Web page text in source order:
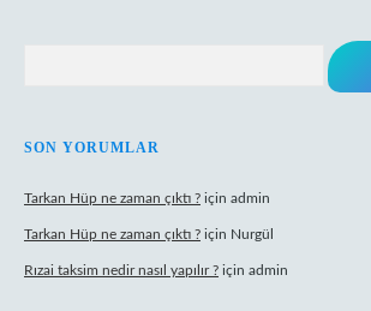
SON YORUMLAR
Tarkan Hüp ne zaman çıktı ? için admin
Tarkan Hüp ne zaman çıktı ? için Nurgül
Rızai taksim nedir nasıl yapılır ? için admin